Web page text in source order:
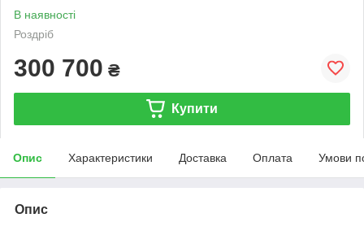
В наявності
Роздріб
300 700 ₴
Купити
Опис Характеристики Доставка Оплата Умови
Опис